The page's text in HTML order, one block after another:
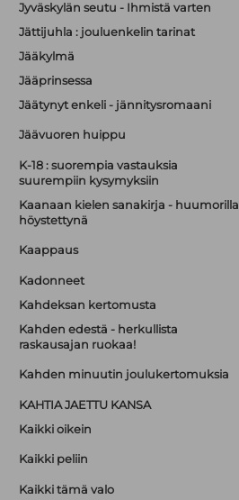
Jyväskylän seutu - Ihmistä varten
Jättijuhla : jouluenkelin tarinat
Jääkylmä
Jääprinsessa
Jäätynyt enkeli - jännitysromaani
Jäävuoren huippu
K-18 : suorempia vastauksia
suurempiin kysymyksiin
Kaanaan kielen sanakirja - huumorilla
höystettynä
Kaappaus
Kadonneet
Kahdeksan kertomusta
Kahden edestä - herkullista
raskausajan ruokaa!
Kahden minuutin joulukertomuksia
KAHTIA JAETTU KANSA
Kaikki oikein
Kaikki peliin
Kaikki tämä valo